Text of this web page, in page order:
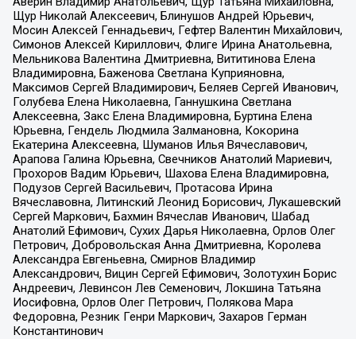
Щур Николай Алексеевич, Блинушов Андрей Юрьевич,
Мосин Алексей Геннадьевич, Гефтер Валентин Михайлович,
Симонов Алексей Кириллович, Флиге Ирина Анатольевна,
Мельникова Валентина Дмитриевна, Вититинова Елена
Владимировна, Баженова Светлана Куприяновна,
Максимов Сергей Владимирович, Беляев Сергей Иванович,
Голубева Елена Николаевна, Ганнушкина Светлана
Алексеевна, Закс Елена Владимировна, Буртина Елена
Юрьевна, Гендель Людмила Залмановна, Кокорина
Екатерина Алексеевна, Шуманов Илья Вячеславович,
Арапова Галина Юрьевна, Свечников Анатолий Мариевич,
Прохоров Вадим Юрьевич, Шахова Елена Владимировна,
Подузов Сергей Васильевич, Протасова Ирина
Вячеславовна, Литинский Леонид Борисович, Лукашевский
Сергей Маркович, Бахмин Вячеслав Иванович, Шабад
Анатолий Ефимович, Сухих Дарья Николаевна, Орлов Олег
Петрович, Добровольская Анна Дмитриевна, Королева
Александра Евгеньевна, Смирнов Владимир
Александрович, Вицин Сергей Ефимович, Золотухин Борис
Андреевич, Левинсон Лев Семенович, Локшина Татьяна
Иосифовна, Орлов Олег Петрович, Полякова Мара
Федоровна, Резник Генри Маркович, Захаров Герман
Константинович